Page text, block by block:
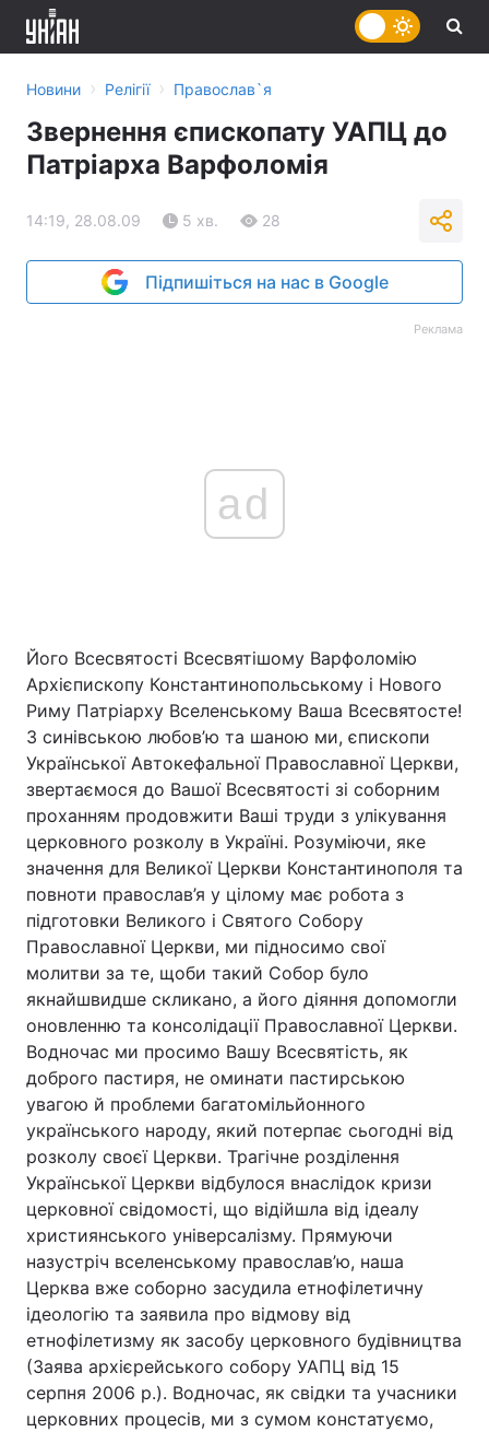
Головна Війна
Україна
Економіка Світ
Спорт Наука
Техно і зв'язок Лайт
Зброя Інциденти
Здоров'я Туризм
Цікавинки
Новини › Релігії › Православ`я
Звернення єпископату УАПЦ до
Патріарха Варфоломія
14:19, 28.08.09 5 хв. 28
Підпишіться на нас в Google
Реклама
ad
Його Всесвятості Всесвятішому Варфоломію
Архієпископу Константинопольському і Нового
Риму Патріарху Вселенському Ваша Всесвятосте!
З синівською любов’ю та шаною ми, єпископи
Української Автокефальної Православної Церкви,
звертаємося до Вашої Всесвятості зі соборним
проханням продовжити Ваші труди з улікування
церковного розколу в Україні. Розуміючи, яке
значення для Великої Церкви Константинополя та
повноти православ’я у цілому має робота з
підготовки Великого і Святого Собору
Православної Церкви, ми підносимо свої
молитви за те, щоби такий Собор було
якнайшвидше скликано, а його діяння допомогли
оновленню та консолідації Православної Церкви.
Водночас ми просимо Вашу Всесвятість, як
доброго пастиря, не оминати пастирською
увагою й проблеми багатомільйонного
українського народу, який потерпає сьогодні від
розколу своєї Церкви. Трагічне розділення
Української Церкви відбулося внаслідок кризи
церковної свідомості, що відійшла від ідеалу
християнського універсалізму. Прямуючи
назустріч вселенському православ’ю, наша
Церква вже соборно засудила етнофілетичну
ідеологію та заявила про відмову від
етнофілетизму як засобу церковного будівництва
(Заява архієрейського собору УАПЦ від 15
серпня 2006 р.). Водночас, як свідки та учасники
церковних процесів, ми з сумом констатуємо,